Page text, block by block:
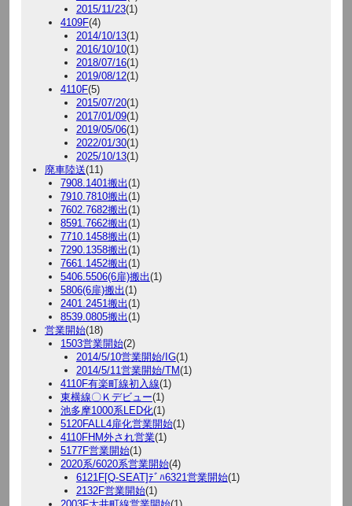
2015/11/23(1)
4109F(4)
2014/10/13(1)
2016/10/10(1)
2018/07/16(1)
2019/08/12(1)
4110F(5)
2015/07/20(1)
2017/01/09(1)
2019/05/06(1)
2022/01/30(1)
2025/10/13(1)
廃車陸送(11)
7908.1401搬出(1)
7910.7810搬出(1)
7602.7682搬出(1)
8591.7662搬出(1)
7710.1458搬出(1)
7290.1358搬出(1)
7661.1452搬出(1)
5406.5506(6扉)搬出(1)
5806(6扉)搬出(1)
2401.2451搬出(1)
8539.0805搬出(1)
営業開始(18)
1503営業開始(2)
2014/5/10営業開始/IG(1)
2014/5/11営業開始/TM(1)
4110F有楽町線初入線(1)
東横線〇Ｋデビュー(1)
池多摩1000系LED化(1)
5120FALL4扉化営業開始(1)
4110FHM外され営業(1)
5177F営業開始(1)
2020系/6020系営業開始(4)
6121F[Q-SEAT]ﾃﾞﾊ6321営業開始(1)
2132F営業開始(1)